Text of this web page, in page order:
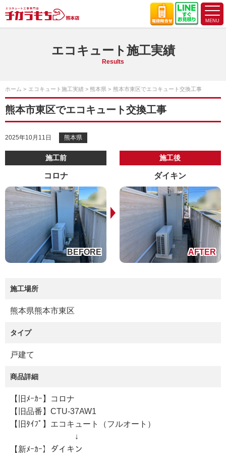
エコキュート施工実績
Results
ホーム エコキュート施工実績 熊本県 熊本市東区でエコキュート交換工事
熊本市東区でエコキュート交換工事
2025年10月11日 熊本県
施工前
コロナ
施工後
ダイキン
施工場所
熊本県熊本市東区
タイプ
戸建て
商品詳細
【旧ﾒｰｶｰ】コロナ
【旧品番】CTU-37AW1
【旧ﾀｲﾌﾟ】エコキュート（フルオート）
↓
【新ﾒｰｶｰ】ダイキン